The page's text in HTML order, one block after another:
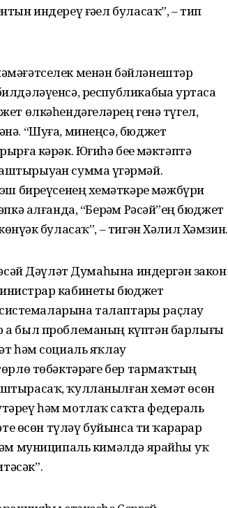
индереү ғәҙел буласаҡ”, – тип
менән бәйләнештәр
республикабыҙҙа уртаса
өлкәһендәгеләрҙең генә түгел,
“Шуға, минеңсә, бюджет
кәрәк. Юғиһә беҙҙе мәктәптә
сумма үҙгәрмәй.
биреүсенең хеҙмәткәрҙе мәжбүри
алғанда, “Берҙәм Рәсәй”ҙең бюджет
буласаҡ”, – тигән Хәлил Хәмзин.
Дәүләт Думаһына индергән закон
кабинеты бюджет
системаларына талаптарҙы раҫлау
был проблеманың күптән барлығы
һәм социаль яҡлау
төбәктәрҙәге бер тармаҡтың
ҡулланылған хеҙмәт өсөн
һәм мотлаҡ саҡта федераль
өсөн түләү буйынса тиҙ ҡарарҙар
муниципаль кимәлдә ярайһы уҡ